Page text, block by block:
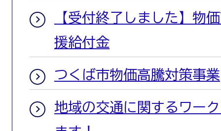
【受付終了しました】物
援給付金
つくば市物価高騰対策事業
地域の交通に関するワー